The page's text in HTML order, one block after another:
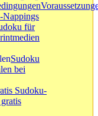
Nappings
für
Sudoku
bei
Sudoku-